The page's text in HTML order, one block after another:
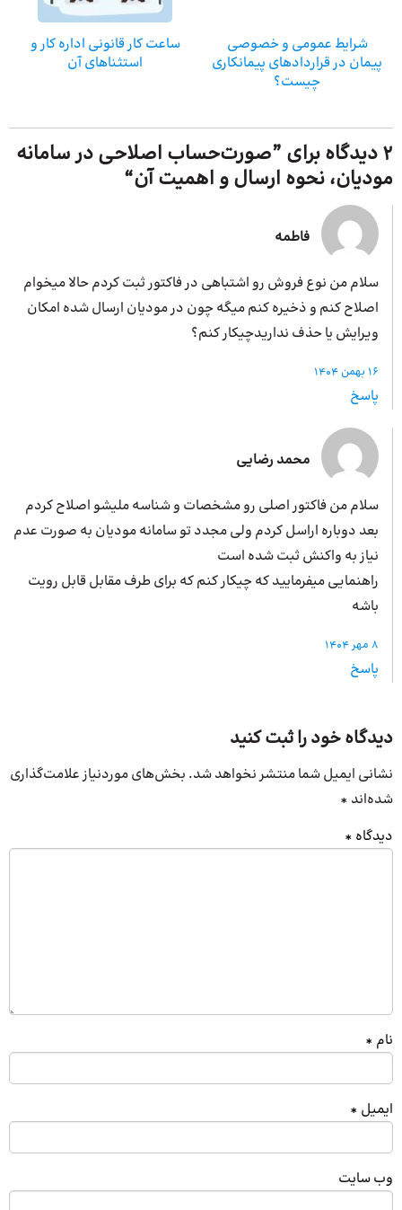
شرایط عمومی و خصوصی
پیمان در قراردادهای پیمانکاری
چیست؟
ساعت کار قانونی اداره کار و
استثناهای آن
2 دیدگاه برای ”
صورت‌حساب اصلاحی در سامانه
مودیان، نحوه ارسال و اهمیت آن“
فاطمه
سلام من نوع فروش رو اشتباهی در فاکتور ثبت کردم حالا میخوام
اصلاح کنم و ذخیره کنم میگه چون در مودیان ارسال شده امکان
ویرایش یا حذف نداریدچیکار کنم؟
16 بهمن 1404
پاسخ
محمد رضایی
سلام من فاکتور اصلی رو مشخصات و شناسه ملیشو اصلاح کردم
بعد دوباره اراسل کردم ولی مجدد تو سامانه مودیان به صورت عدم
نیاز به واکنش ثبت شده است
راهنمایی میفرمایید که چیکار کنم که برای طرف مقابل قابل رویت
باشه
8 مهر 1404
پاسخ
دیدگاه خود را ثبت کنید
نشانی ایمیل شما منتشر نخواهد شد. بخش‌های موردنیاز علامت‌گذاری
شده‌اند *
دیدگاه *
نام *
ایمیل *
وب‌ سایت